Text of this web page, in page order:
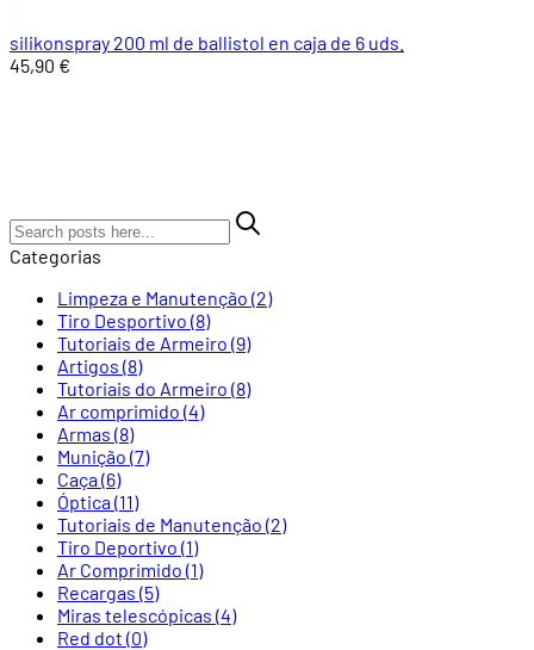
silikonspray 200 ml de ballistol en caja de 6 uds.
45,90 €
Categorias
Limpeza e Manutenção (2)
Tiro Desportivo (8)
Tutoriais de Armeiro (9)
Artigos (8)
Tutoriais do Armeiro (8)
Ar comprimido (4)
Armas (8)
Munição (7)
Caça(6)
Óptica(11)
Tutoriais de Manutenção (2)
Tiro Deportivo (1)
Ar Comprimido (1)
Recargas (5)
Miras telescópicas (4)
Red dot (0)